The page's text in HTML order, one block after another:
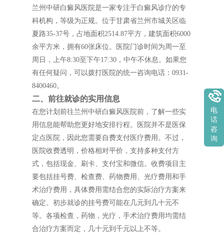
兰州中研白癜风医院是一家专注于白癜风诊疗的专
科机构，等级为正规。位于甘肃省兰州市城关区临
夏路35-37号，占地面积2514.87平方，建筑面积6000
余平方米，拥有60张床位。医院门诊时间为周一至
周日，上午8:30至下午17:30，中午不休息。如果您
有任何疑问，可以拨打医院的统一咨询电话：0931-
8400460。
二、前往就诊的实用信息
在您计划前往兰州中研白癜风医院前，了解一些实
用信息能帮助您更好地安排行程。医院并不是医保
定点医院，因此您需要自费支付医疗费用。不过，
医院收费透明，价格相对平价，支持多种支付方
式，包括现金、刷卡、支付宝和微信。收费项目主
要包括挂号费、检查费、药物费用、光疗费用和手
术治疗费用，具体费用需结合您的实际治疗方案来
确定。初步就诊的挂号费可能在几元到几十元不
等。各项检查，药物，光疗，手术治疗费用均需结
合治疗方案而定，几十元到千元以上不等。
电
话
咨
询